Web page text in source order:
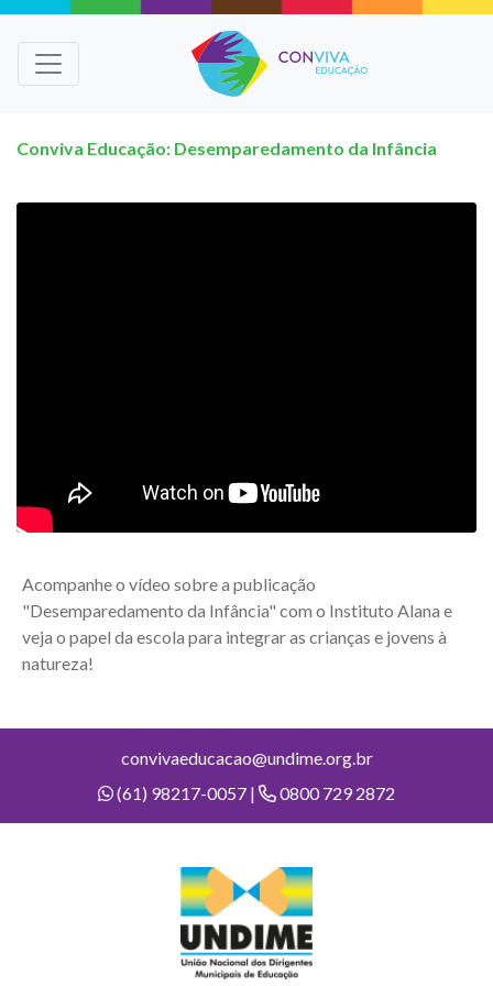
Conviva Educação: Desemparedamento da Infância
Acompanhe o vídeo sobre a publicação
"Desemparedamento da Infância" com o Instituto Alana e
veja o papel da escola para integrar as crianças e jovens à
natureza!
convivaeducacao@undime.org.br
(61) 98217-0057 |
0800 729 2872